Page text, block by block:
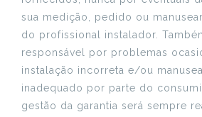
sua medição, pedido ou
do profissional instalador.
responsável por problemas
instalação incorreta e/ou
inadequado por parte do
gestão da garantia será sempre